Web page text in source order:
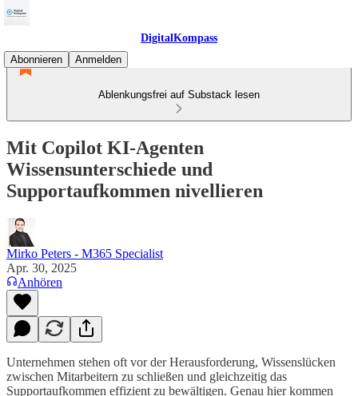
DigitalKompass
Abonnieren
Anmelden
Ablenkungsfrei auf Substack lesen
Mit Copilot KI-Agenten
Wissensunterschiede und
Supportaufkommen nivellieren
Mirko Peters - M365 Specialist
Apr. 30, 2025
Anhören
Unternehmen stehen oft vor der Herausforderung, Wissenslücken
zwischen Mitarbeitern zu schließen und gleichzeitig das
Supportaufkommen effizient zu bewältigen. Genau hier kommen